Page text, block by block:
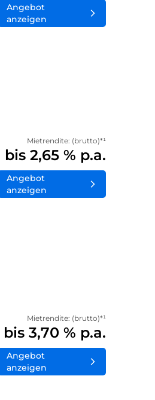
Angebot
anzeigen
Mietrendite: (brutto)*¹
bis 2,65 % p.a.
Angebot
anzeigen
Mietrendite: (brutto)*¹
bis 3,70 % p.a.
Angebot
anzeigen